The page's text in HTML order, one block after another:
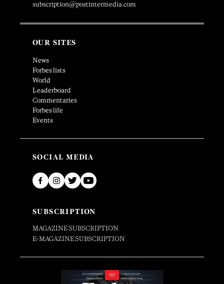
subscription@postintermedia.com
OUR SITES
News
Forbes lists
World
Leaderboard
Commentaries
Forbes life
Events
SOCIAL MEDIA
SUBSCRIPTION
MAGAZINE SUBSCRIPTION
E-MAGAZINE SUBSCRIPTION